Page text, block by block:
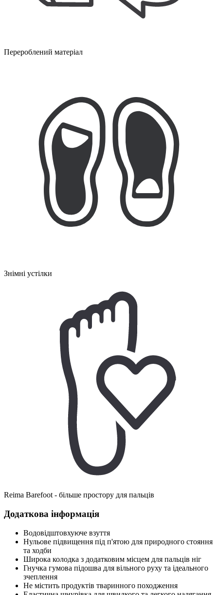
Перероблений матеріал
Знімні устілки
Reima Barefoot - більше простору для пальців
Додаткова інформація
Водовідштовхуюче взуття
Нульове підвищення під п'ятою для природного стояння
та ходби
Широка колодка з додатковим місцем для пальців ніг
Гнучка гумова підошва для вільного руху та ідеального
зчеплення
Не містить продуктів тваринного походження